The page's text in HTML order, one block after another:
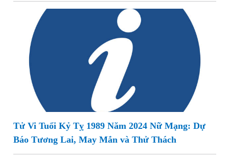
Tử Vi Tuổi Kỷ Tỵ 1989 Năm 2024 Nữ Mạng: Dự
Báo Tương Lai, May Mắn và Thử Thách